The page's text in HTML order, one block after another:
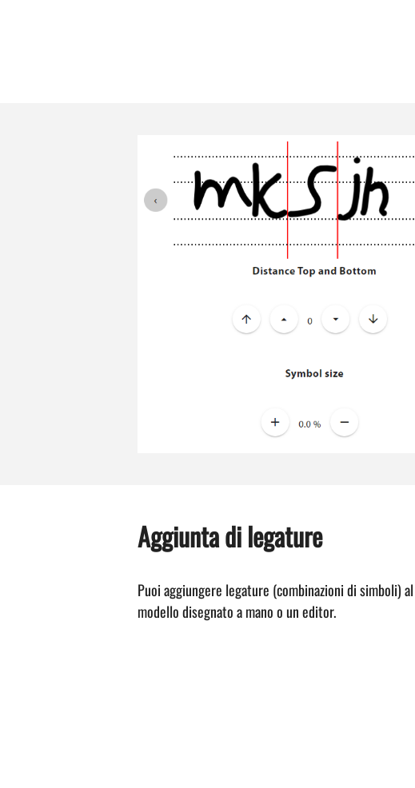
Aggiunta di legature
Puoi aggiungere legature (combinazioni di simboli)
modello disegnato a mano o un editor.